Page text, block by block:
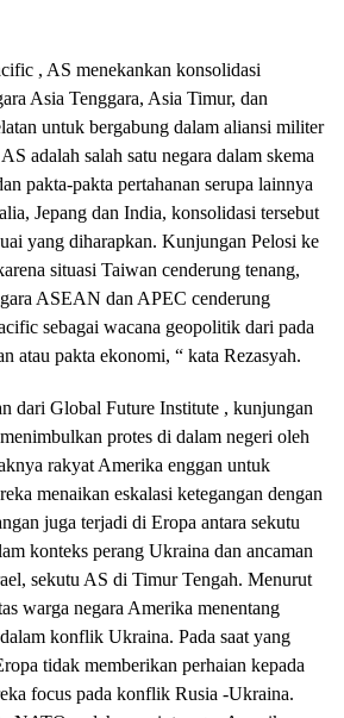
, AS menekankan konsolidasi
Asia Tenggara, Asia Timur, dan
untuk bergabung dalam aliansi militer
adalah salah satu negara dalam skema
pakta-pakta pertahanan serupa lainnya
Jepang dan India, konsolidasi tersebut
yang diharapkan. Kunjungan Pelosi ke
situasi Taiwan cenderung tenang,
ASEAN dan APEC cenderung
sebagai wacana geopolitik dari pada
atau pakta ekonomi, “ kata Rezasyah.
dari Global Future Institute , kunjungan
protes di dalam negeri oleh
rakyat Amerika enggan untuk
menaikan eskalasi ketegangan dengan
juga terjadi di Eropa antara sekutu
konteks perang Ukraina dan ancaman
sekutu AS di Timur Tengah. Menurut
warga negara Amerika menentang
konflik Ukraina. Pada saat yang
tidak memberikan perhaian kepada
focus pada konflik Rusia -Ukraina.